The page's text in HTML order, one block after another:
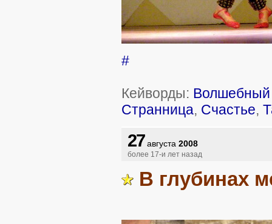
#
Кейворды: Волшебный
Странница, Счастье,
27 августа 2008
более 17-и лет назад
В глубинах